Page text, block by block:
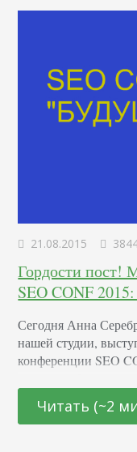
21.08.2015
Гордости пост!
SEO CONF
Сегодня Анна
нашей студии,
конференции SEO
специалистов,
бизнеса со всей
Читать (~2